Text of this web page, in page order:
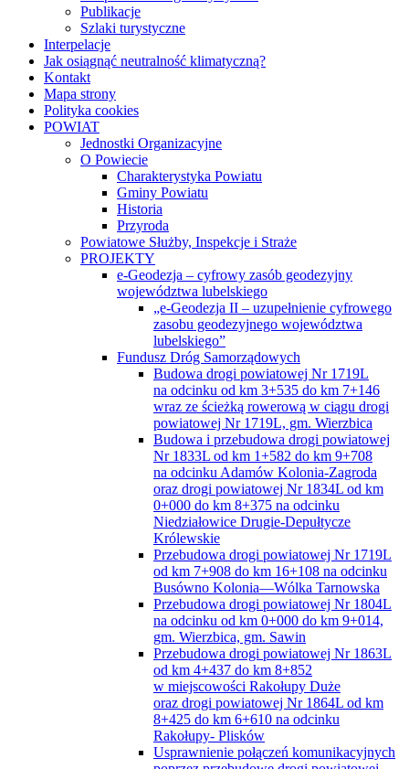
Publikacje
Szlaki turystyczne
Interpelacje
Jak osiągnąć neutralność klimatyczną?
Kontakt
Mapa strony
Polityka cookies
POWIAT
Jednostki Organizacyjne
O Powiecie
Charakterystyka Powiatu
Gminy Powiatu
Historia
Przyroda
Powiatowe Służby, Inspekcje i Straże
PROJEKTY
e-Geodezja – cyfrowy zasób geodezyjny
województwa lubelskiego
„e-Geodezja II – uzupełnienie cyfrowego
zasobu geodezyjnego województwa
lubelskiego”
Fundusz Dróg Samorządowych
Budowa drogi powiatowej Nr 1719L
na odcinku od km 3+535 do km 7+146
wraz ze ścieżką rowerową w ciągu drogi
powiatowej Nr 1719L, gm. Wierzbica
Budowa i przebudowa drogi powiatowej
Nr 1833L od km 1+582 do km 9+708
na odcinku Adamów Kolonia-Zagroda
oraz drogi powiatowej Nr 1834L od km
0+000 do km 8+375 na odcinku
Niedziałowice Drugie-Depułtycze
Królewskie
Przebudowa drogi powiatowej Nr 1719L
od km 7+908 do km 16+108 na odcinku
Busówno Kolonia—Wólka Tarnowska
Przebudowa drogi powiatowej Nr 1804L
na odcinku od km 0+000 do km 9+014,
gm. Wierzbica, gm. Sawin
Przebudowa drogi powiatowej Nr 1863L
od km 4+437 do km 8+852
w miejscowości Rakołupy Duże
oraz drogi powiatowej Nr 1864L od km
8+425 do km 6+610 na odcinku
Rakołupy- Plisków
Usprawnienie połączeń komunikacyjnych